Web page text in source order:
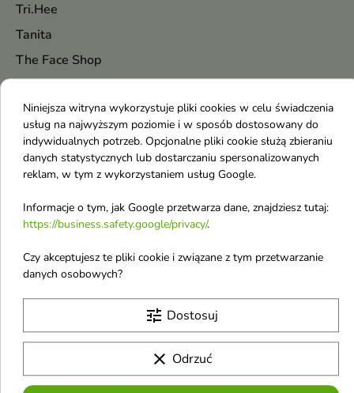
Tri.Hee
Tanita
The Face Shop
The Saem
theBalm
Tiziana Terenzi
Tom Ford
Top Choice
Trust My Sister
Niniejsza witryna wykorzystuje pliki cookies w celu świadczenia
usług na najwyższym poziomie i w sposób dostosowany do
indywidualnych potrzeb. Opcjonalne pliki cookie służą zbieraniu
danych statystycznych lub dostarczaniu spersonalizowanych
reklam, w tym z wykorzystaniem usług Google.
Informacje o tym, jak Google przetwarza dane, znajdziesz tutaj:
https://business.safety.google/privacy/.
Czy akceptujesz te pliki cookie i związane z tym przetwarzanie
danych osobowych?
tune Dostosuj
clear Odrzuć